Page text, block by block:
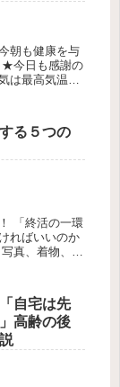
朝も健康を与
★今日も感謝の
は最高気温
る５つの
「終活の一環
ればいいのか
真、着物、家
自宅は先
高齢の後